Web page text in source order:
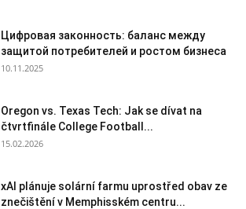
Цифровая законность: баланс между
защитой потребителей и ростом бизнеса
10.11.2025
Oregon vs. Texas Tech: Jak se dívat na
čtvrtfinále College Football...
15.02.2026
xAI plánuje solární farmu uprostřed obav ze
znečištění v Memphisském centru...